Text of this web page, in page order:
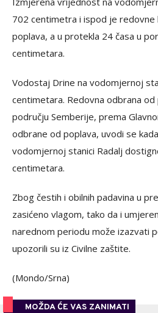
702 centimetra i ispod je redovne
poplava, a u protekla 24 časa u
centimetara.
Vodostaj Drine na vodomjernoj
centimetara. Redovna odbrana
području Semberije, prema
odbrane od poplava, uvodi se
vodomjernoj stanici Radalj
centimetara.
Zbog čestih i obilnih padavina u
zasićeno vlagom, tako da i
narednom periodu može izazvati
upozorili su iz Civilne zaštite.
(Mondo/Srna)
MOŽDA ĆE VAS ZANIMATI